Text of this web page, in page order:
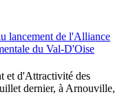
et d'Attractivité des
dernier, à Arnouville,